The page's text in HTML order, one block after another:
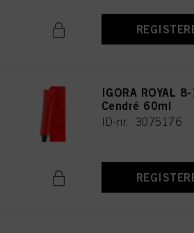
IGORA ROYAL
Cendré 60ml
ID-nr. 3075176